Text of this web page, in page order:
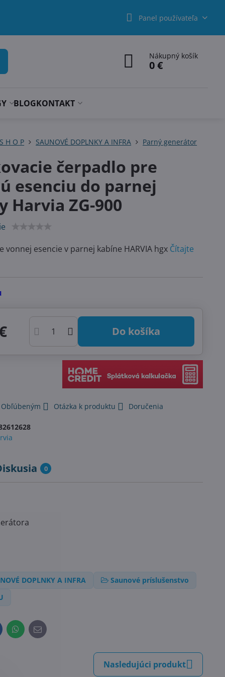
Panel používateľa
Nákupný košík
0 €
BLOGKONTAKT
H O P SAUNOVÉ DOPLNKY A INFRA Parný generátor
čerpadlo pre
esenciu do parnej
Harvia ZG-900
vonnej esencie v parnej kabíne HARVIA hgx Čítajte
Do košíka
Otázka k produktu Doručenia
0
DOPLNKY A INFRA
Saunové príslušenstvo
WhatsApp
E-
mail
Nasledujúci produkt